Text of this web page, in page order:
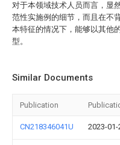
对于本领域技术人员而言，显
范性实施例的细节，而且在不
本特征的情况下，能够以其他
型。
Similar Documents
Publication
CN218346041U 2023-01-